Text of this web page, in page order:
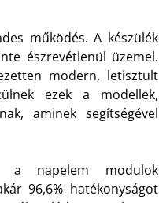
működés. A készülék
észrevétlenül üzemel.
modern, letisztult
ezek a modellek,
aminek segítségével
a napelem modulok
96,6% hatékonyságot